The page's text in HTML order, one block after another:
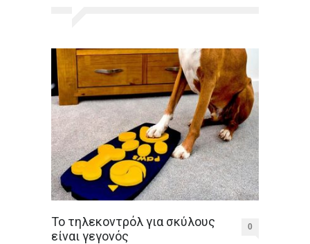
Το τηλεκοντρόλ για σκύλους
είναι γεγονός
0